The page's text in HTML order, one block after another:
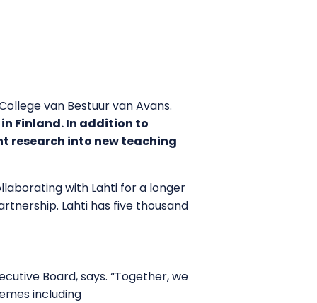
Finland. In addition to
into new teaching
with Lahti for a longer
Lahti has five thousand
Board, says. “Together, we
including